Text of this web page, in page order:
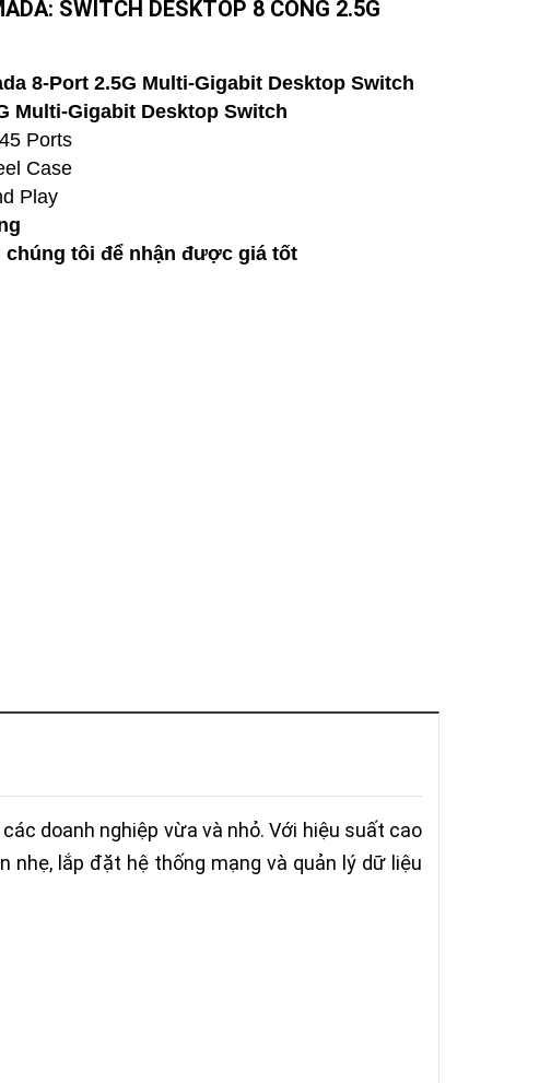
SWITCH DESKTOP 8 CỔNG 2.5G
8-Port 2.5G Multi-Gigabit Desktop Switch
Multi-Gigabit Desktop Switch
Ports
Case
Play
chúng tôi để nhận được giá tốt
doanh nghiệp vừa và nhỏ. Với hiệu suất cao
lắp đặt hệ thống mạng và quản lý dữ liệu